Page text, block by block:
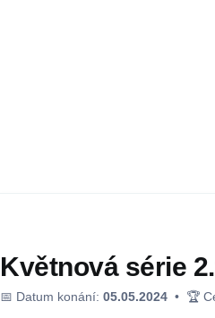
Květnová série
📅 Datum konání: 05.05.2024 • 🏆